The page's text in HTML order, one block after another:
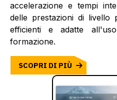
accelerazione e tempi
delle prestazioni di livello
efficienti e adatte
formazione.
SCOPRI DI PIÙ